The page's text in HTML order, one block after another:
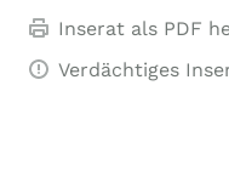
Inserat als PDF
Verdächtiges